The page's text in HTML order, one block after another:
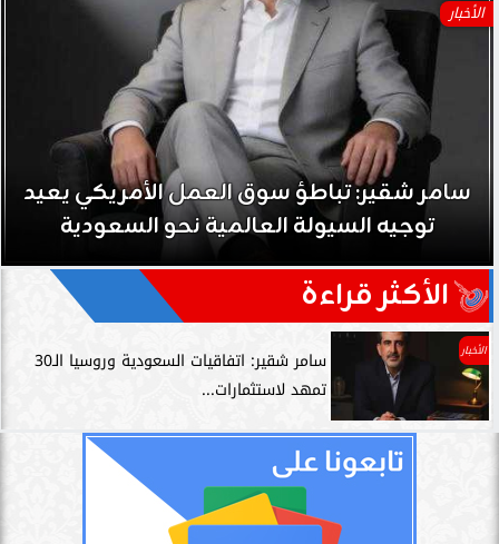
الأخبار
سامر شقير: تباطؤ سوق العمل الأمريكي يعيد
توجيه السيولة العالمية نحو السعودية
الأكثر قراءة
الأخبار
سامر شقير: اتفاقيات السعودية وروسيا الـ30
تمهد لاستثمارات...